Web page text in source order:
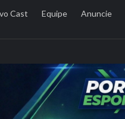
Cast Equipe Anuncie